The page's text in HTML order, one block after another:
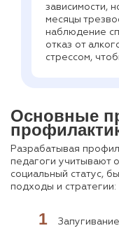
зависимости,
месяцы
наблюдение
отказ от
стрессом,
Основные
Разрабатывая
педагоги учитывают
социальный статус,
подходы и стратегии: